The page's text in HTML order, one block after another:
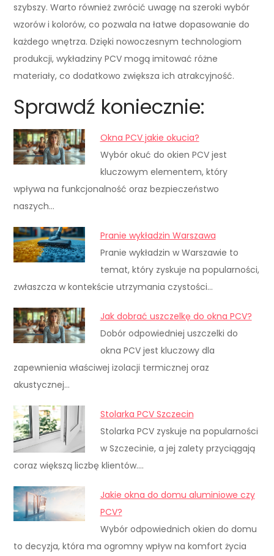
szybszy. Warto również zwrócić uwagę na szeroki wybór
wzorów i kolorów, co pozwala na łatwe dopasowanie do
każdego wnętrza. Dzięki nowoczesnym technologiom
produkcji, wykładziny PCV mogą imitować różne
materiały, co dodatkowo zwiększa ich atrakcyjność.
Sprawdź koniecznie:
Okna PCV jakie okucia?
Wybór okuć do okien PCV jest
kluczowym elementem, który
wpływa na funkcjonalność oraz bezpieczeństwo
naszych…
Pranie wykładzin Warszawa
Pranie wykładzin w Warszawie to
temat, który zyskuje na popularności,
zwłaszcza w kontekście utrzymania czystości…
Jak dobrać uszczelkę do okna PCV?
Dobór odpowiedniej uszczelki do
okna PCV jest kluczowy dla
zapewnienia właściwej izolacji termicznej oraz
akustycznej…
Stolarka PCV Szczecin
Stolarka PCV zyskuje na popularności
w Szczecinie, a jej zalety przyciągają
coraz większą liczbę klientów.…
Jakie okna do domu aluminiowe czy
PCV?
Wybór odpowiednich okien do domu
to decyzja, która ma ogromny wpływ na komfort życia